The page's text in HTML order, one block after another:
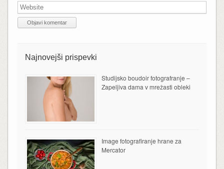
Najnovejši prispevki
Studijsko boudoir fotografranje –
Zapeljiva dama v mrežasti obleki
Image fotografiranje hrane za
Mercator